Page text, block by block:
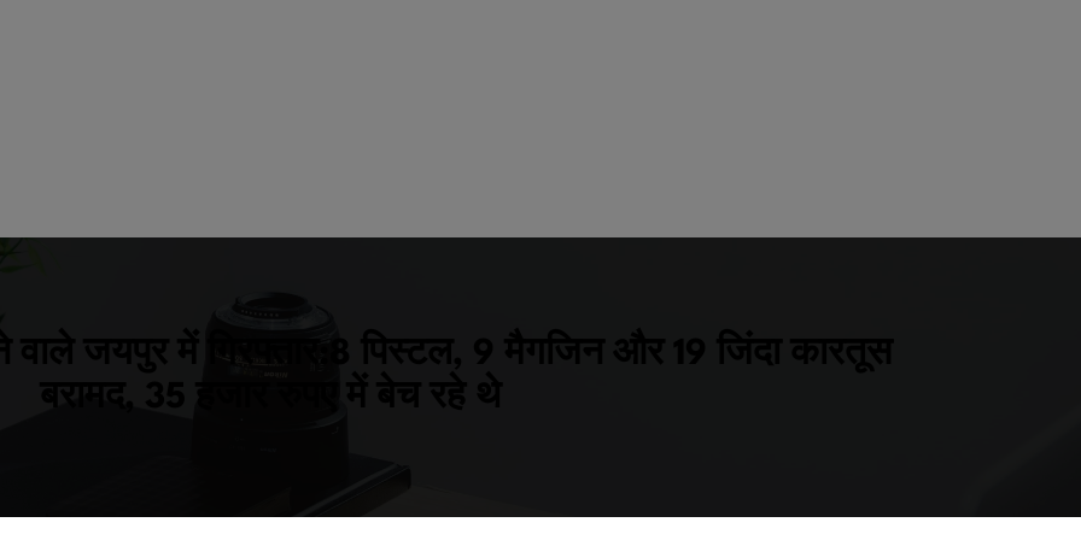
वाले जयपुर में गिरफ्तार:8 पिस्टल, 9 मैगजिन और 19 जिंदा कारतूस